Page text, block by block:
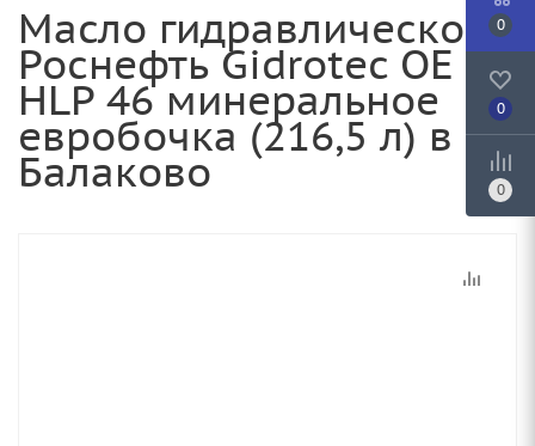
Масло гидравлическое
Роснефть Gidrotec OE
HLP 46 минеральное
евробочка (216,5 л) в
Балаково
0
0
0